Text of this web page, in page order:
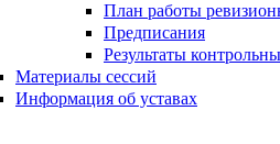
План работы
Предписания
Результаты
Материалы сессий
Информация об уставах